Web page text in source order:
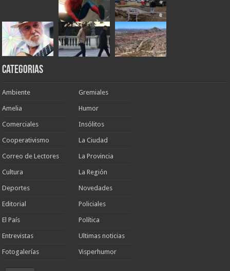
Categorias
Ambiente
Amelia
Comerciales
Cooperativismo
Correo de Lectores
Cultura
Deportes
Editorial
El País
Entrevistas
Fotogalerías
Gremiales
Humor
Insólitos
La Ciudad
La Provincia
La Región
Novedades
Policiales
Política
Ultimas noticias
Visperhumor